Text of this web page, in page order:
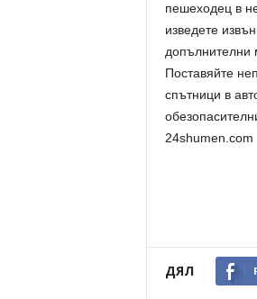
пешеходец в
изведете
допълнителни
Поставяйте
спътници в
24shumen.com
ДЯЛ